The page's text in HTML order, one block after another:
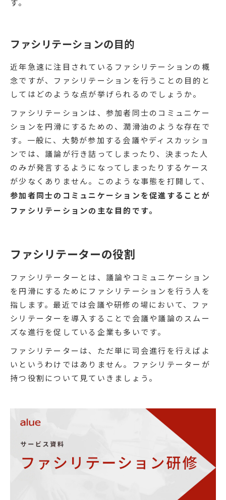
す。
ファシリテーションの目的
近年急速に注目されているファシリテーションの概
念ですが、ファシリテーションを行うことの目的と
してはどのような点が挙げられるのでしょうか。
ファシリテーションは、参加者同士のコミュニケー
ションを円滑にするための、潤滑油のような存在で
す。一般に、大勢が参加する会議やディスカッショ
ンでは、議論が行き詰ってしまったり、決まった人
のみが発言するようになってしまったりするケース
が少なくありません。このような事態を打開して、
参加者同士のコミュニケーションを促進することが
ファシリテーションの主な目的です。
ファシリテーターの役割
ファシリテーターとは、議論やコミュニケーション
を円滑にするためにファシリテーションを行う人を
指します。最近では会議や研修の場において、ファ
シリテーターを導入することで会議や議論のスムー
ズな進行を促している企業も多いです。
ファシリテーターは、ただ単に司会進行を行えばよ
いというわけではありません。ファシリテーターが
持つ役割について見ていきましょう。